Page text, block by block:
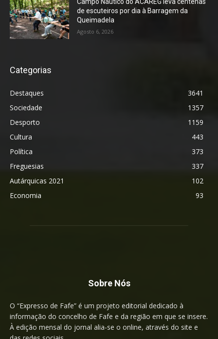
Campo Náutico do ACAREG leva centenas
de escuteiros por dia à Barragem da
Queimadela
Agosto 6, 2026
Categorias
Destaques
3641
Sociedade
1357
Desporto
1159
Cultura
443
Política
373
Freguesias
337
Autárquicas 2021
102
Economia
93
Sobre Nós
O “Expresso de Fafe” é um projeto editorial dedicado à
informação do concelho de Fafe e da região em que se insere.
À edição mensal do jornal alia-se o online, através do site e